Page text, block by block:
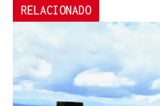
RELACIONADO